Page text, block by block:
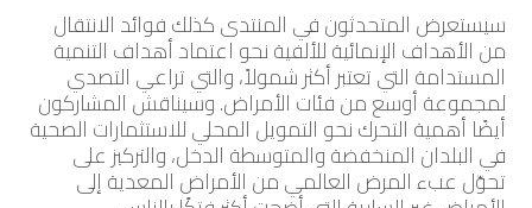
سيستعرض المتحدثون في المنتدى كذلك فوائد الانتقال
من الأهداف الإنمائية للألفية نحو اعتماد أهداف التنمية
المستدامة التي تعتبر أكثر شمولاً، والتي تراعي التصدي
لمجموعة أوسع من فئات الأمراض. وسيناقش المشاركون
أيضًا أهمية التحرك نحو التمويل المحلي للاستثمارات الصحية
في البلدان المنخفضة والمتوسطة الدخل، والتركيز على
تحوّل عبء المرض العالمي من الأمراض المعدية إلى